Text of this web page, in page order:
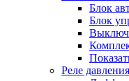
Блок
Блок
Реле давления